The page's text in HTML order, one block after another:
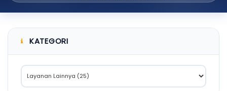
KATEGORI